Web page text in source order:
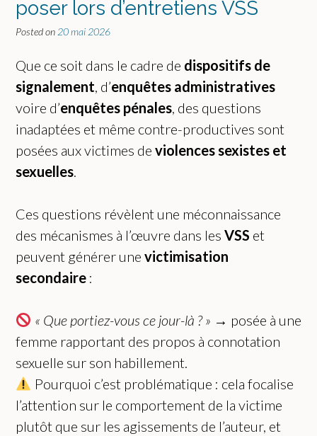
poser lors d’entretiens VSS
Posted on 20 mai 2026
Que ce soit dans le cadre de dispositifs de
signalement, d’enquêtes administratives
voire d’enquêtes pénales, des questions
inadaptées et même contre-productives sont
posées aux victimes de violences sexistes et
sexuelles.
Ces questions révèlent une méconnaissance
des mécanismes à l’œuvre dans les VSS et
peuvent générer une victimisation
secondaire :
« Que portiez-vous ce jour-là ? » → posée à une
femme rapportant des propos à connotation
sexuelle sur son habillement.
Pourquoi c’est problématique : cela focalise
l’attention sur le comportement de la victime
plutôt que sur les agissements de l’auteur, et